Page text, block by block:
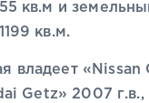
кв.м и
кв.м.
владеет «Nissan
Getz» 2007